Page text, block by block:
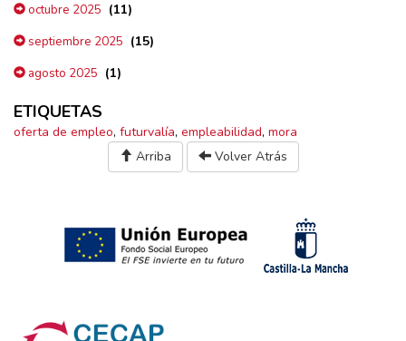
octubre 2025 (11)
septiembre 2025 (15)
agosto 2025 (1)
ETIQUETAS
oferta de empleo, futurvalía, empleabilidad, mora
Arriba
Volver Atrás